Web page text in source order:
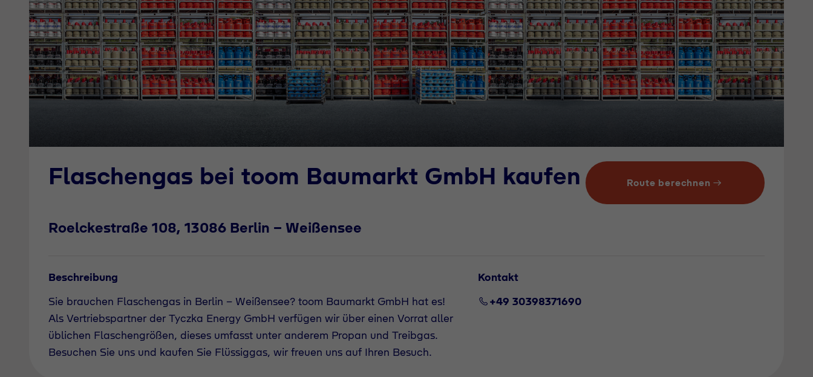
Flaschengas bei toom Baumarkt GmbH kaufen
Roelckestraße 108, 13086 Berlin - Weißensee
Route berechnen
Beschreibung
Sie brauchen Flaschengas in Berlin - Weißensee? toom Baumarkt GmbH hat es!
Als Vertriebspartner der Tyczka Energy GmbH verfügen wir über einen Vorrat aller
üblichen Flaschengrößen, dieses umfasst unter anderem Propan und Treibgas.
Besuchen Sie uns und kaufen Sie Flüssiggas, wir freuen uns auf Ihren Besuch.
Kontakt
+49 30398371690